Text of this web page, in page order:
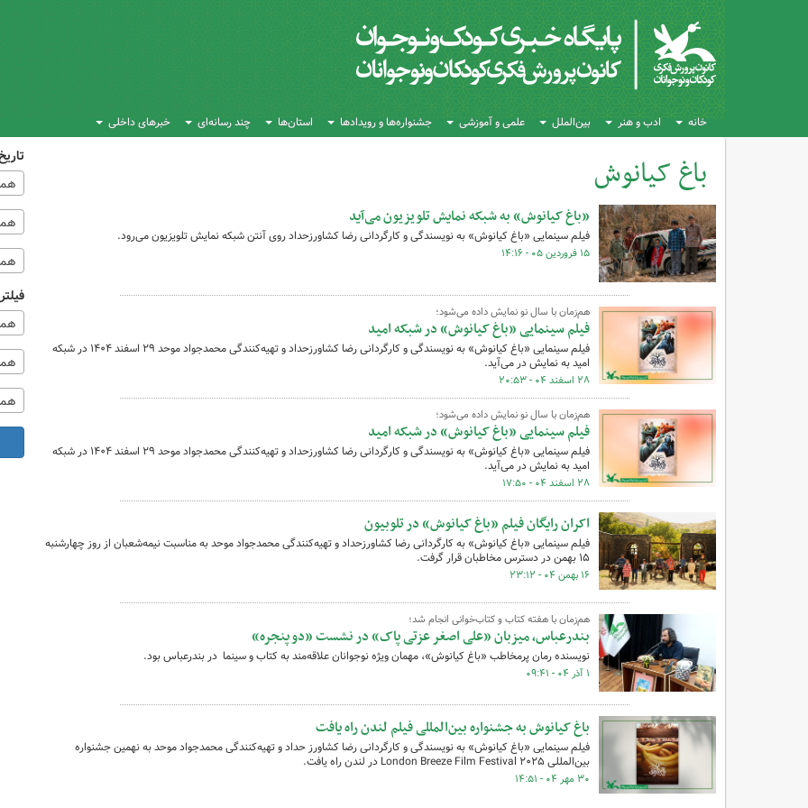
خانه ادب و هنر بین‌الملل علمی و آموزشی جشنواره‌ها و رویدادها استان‌ها چند رسانه‌ای خبرهای داخلی
باغ کیانوش
کل اخبار:6 «باغ کیانوش» به شبکه نمایش تلویزیون می‌آید
فیلم سینمایی «باغ کیانوش» به نویسندگی و کارگردانی رضا کشاورزحداد روی آنتن شبکه نمایش تلویزیون می‌رود.
۱۵ فروردین ۰۵ - ۱۴:۱۶
هم‌زمان با سال نو نمایش داده می‌شود؛
فیلم سینمایی «باغ کیانوش» در شبکه امید
فیلم سینمایی «باغ کیانوش» به نویسندگی و کارگردانی رضا کشاورزحداد و تهیه‌کنندگی محمدجواد موحد ۲۹ اسفند ۱۴۰۴ در شبکه
امید به نمایش در می‌آید.
۲۸ اسفند ۰۴ - ۲۰:۵۳
هم‌زمان با سال نو نمایش داده می‌شود؛
فیلم سینمایی «باغ کیانوش» در شبکه امید
فیلم سینمایی «باغ کیانوش» به نویسندگی و کارگردانی رضا کشاورزحداد و تهیه‌کنندگی محمدجواد موحد ۲۹ اسفند ۱۴۰۴ در شبکه
امید به نمایش در می‌آید.
۲۸ اسفند ۰۴ - ۱۷:۵۰
اکران رایگان فیلم «باغ کیانوش» در تلوبیون
فیلم سینمایی «باغ کیانوش» به کارگردانی رضا کشاورزحداد و تهیه‌کنندگی محمدجواد موحد به مناسبت نیمه‌شعبان از روز چهارشنبه
۱۵ بهمن در دسترس مخاطبان قرار گرفت.
۱۶ بهمن ۰۴ - ۲۳:۱۲
هم‌زمان با هفته کتاب و کتاب‌خوانی انجام شد؛
بندرعباس، میزبان «علی اصغر عزتی پاک» در نشست «دو پنجره»
نویسنده رمان پرمخاطب «باغ کیانوش»، مهمان ویژه نوجوانان علاقه‌مند به کتاب و سینما در بندرعباس بود.
۱ آذر ۰۴ - ۰۹:۴۱
باغ کیانوش به جشنواره بین‌المللی فیلم لندن راه یافت
فیلم سینمایی «باغ کیانوش» به نویسندگی و کارگردانی رضا کشاورز حداد و تهیه‌کنندگی محمدجواد موحد به نهمین جشنواره
بین‌المللی London Breeze Film Festival ۲۰۲۵ در لندن راه یافت.
۳۰ مهر ۰۴ - ۱۴:۵۱